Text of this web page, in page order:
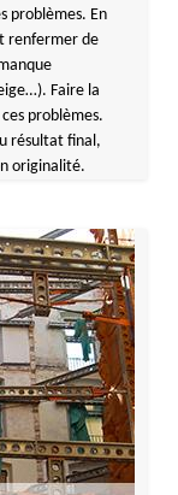
problèmes. En
renfermer de
Faire la
problèmes.
résultat final,
originalité.